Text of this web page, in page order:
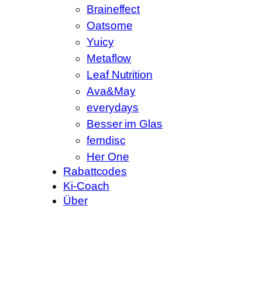
Braineffect
Oatsome
Yuicy
Metaflow
Leaf Nutrition
Ava&May
everydays
Besser im Glas
femdisc
Her One
Rabattcodes
Ki-Coach
Über